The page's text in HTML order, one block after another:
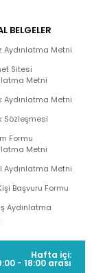
BELGELER
Aydınlatma Metni
Sitesi
Metni
Aydınlatma Metni
Sözleşmesi
Formu
Metni
Aydınlatma Metni
Başvuru Formu
Aydınlatma
Hafta içi:
- 18:00 arası